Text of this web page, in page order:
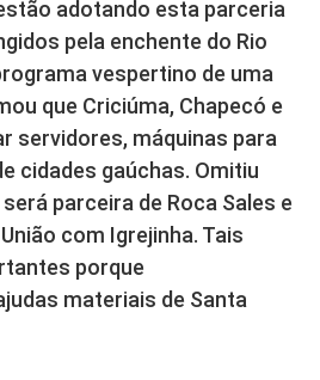
adotando esta parceria
pela enchente do Rio
vespertino de uma
que Criciúma, Chapecó e
servidores, máquinas para
cidades gaúchas. Omitiu
parceira de Roca Sales e
com Igrejinha. Tais
porque
materiais de Santa